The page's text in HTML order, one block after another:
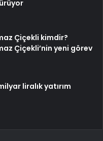
Çiçekli kimdir?
Çiçekli’nin yeni görev
liralık yatırım